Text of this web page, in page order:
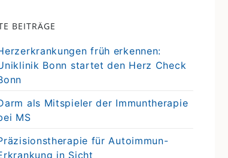
BEITRÄGE
früh erkennen:
Bonn startet den Herz Check
als Mitspieler der Immuntherapie
MS
für Autoimmun-
in Sicht